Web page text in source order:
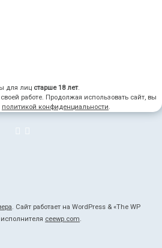
для лиц старше 18 лет.
работе. Продолжая использовать сайт, вы
политикой конфиденциальности.
. Сайт работает на WordPress & «The WP
ceewp.com.